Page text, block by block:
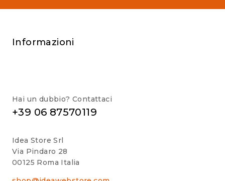
Informazioni
Hai un dubbio? Contattaci
+39 06 87570119
Idea Store Srl
Via Pindaro 28
00125 Roma Italia